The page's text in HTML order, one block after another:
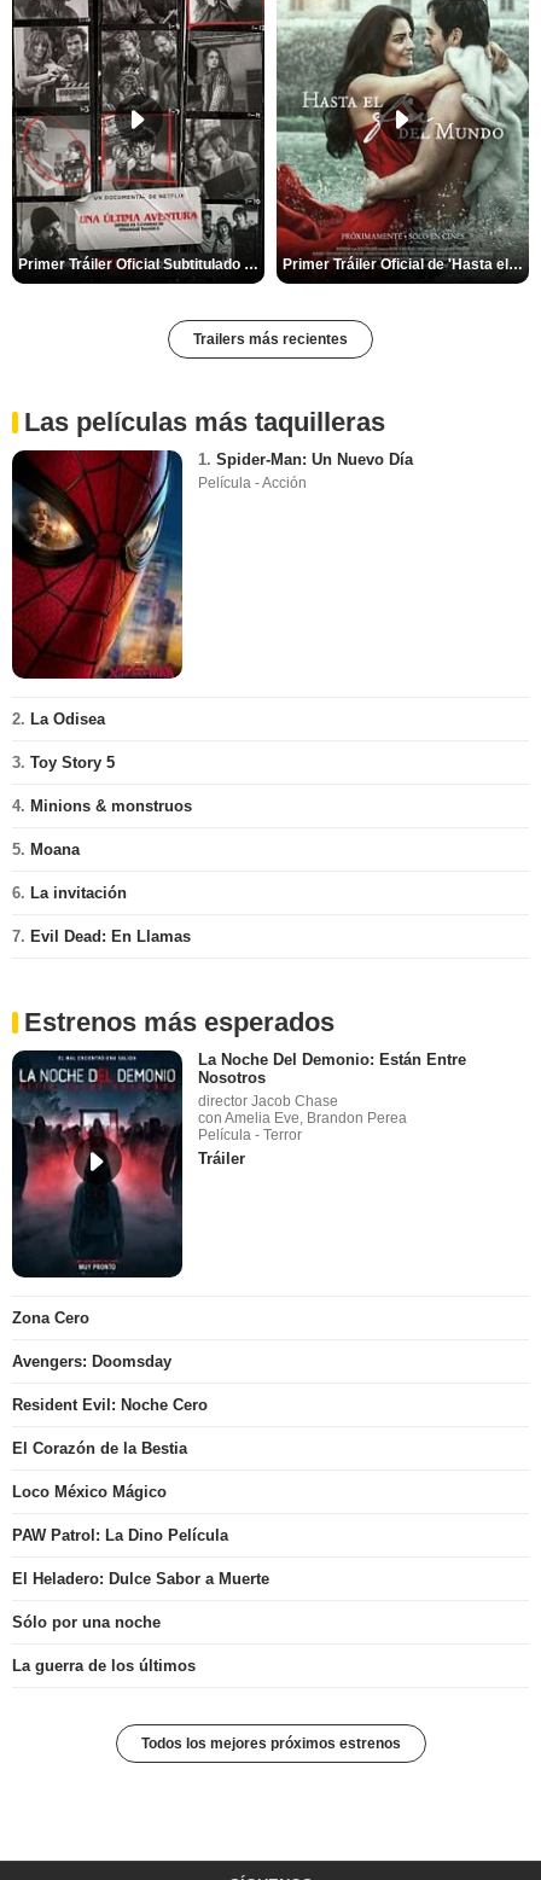
Primer Tráiler Oficial Subtitulado de 'Una última aventura: Detrás de cámaras de Stranger Things 5' Primer Tráiler Oficial de 'Hasta el fin del mundo'
Trailers más recientes
Las películas más taquilleras
1. Spider-Man: Un Nuevo Día
Película - Acción
2. La Odisea
3. Toy Story 5
4. Minions & monstruos
5. Moana
6. La invitación
7. Evil Dead: En Llamas
Estrenos más esperados
La Noche Del Demonio: Están Entre
Nosotros
director Jacob Chase
con Amelia Eve, Brandon Perea
Película - Terror
Tráiler
Zona Cero
Avengers: Doomsday
Resident Evil: Noche Cero
El Corazón de la Bestia
Loco México Mágico
PAW Patrol: La Dino Película
El Heladero: Dulce Sabor a Muerte
Sólo por una noche
La guerra de los últimos
Todos los mejores próximos estrenos